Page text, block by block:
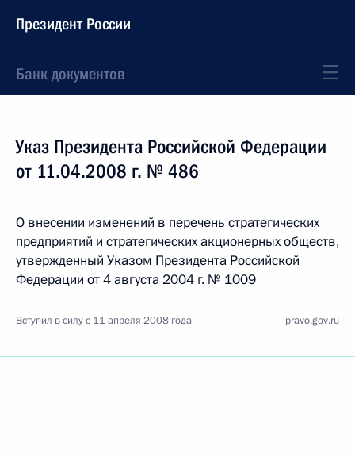
Президент России
Банк документов
Указ Президента Российской Федерации
от 11.04.2008 г. № 486
О внесении изменений в перечень стратегических
предприятий и стратегических акционерных обществ,
утвержденный Указом Президента Российской
Федерации от 4 августа 2004 г. № 1009
Вступил в силу с 11 апреля 2008 года pravo.gov.ru